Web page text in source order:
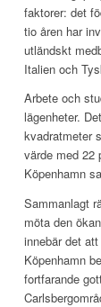
faktorer: det
tio åren har
utländskt
Italien och
Arbete och
lägenheter.
kvadratmeter
värde med 22
Köpenhamn
Sammanlagt
möta den
innebär det
Köpenhamn
fortfarande